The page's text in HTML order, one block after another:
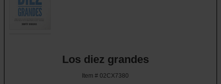
Los diez grandes
Item # 02CX7380